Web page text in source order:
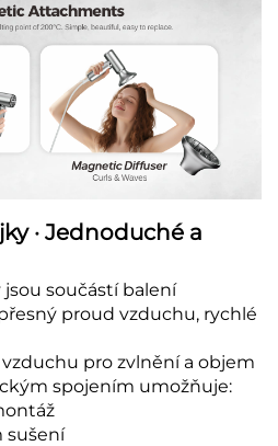
· Jednoduché a
součástí balení
proud vzduchu, rychlé
pro zvlnění a objem
spojením umožňuje:
sušení